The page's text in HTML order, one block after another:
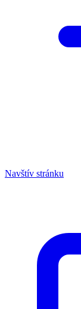
Navštív stránku